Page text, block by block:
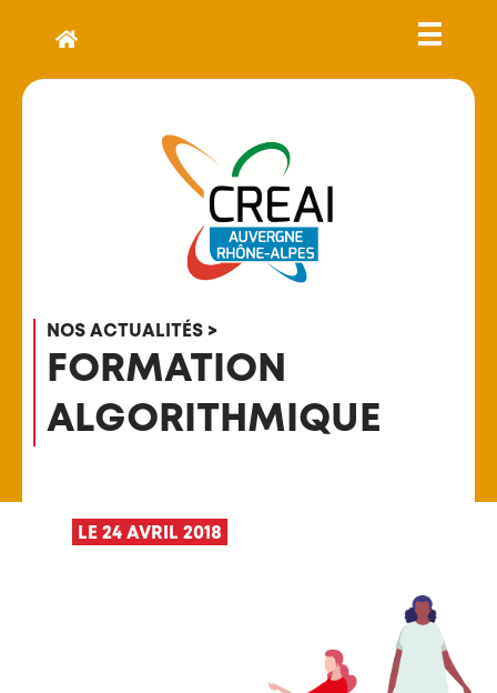
NOS ACTUALITÉS >
FORMATION
ALGORITHMIQUE
LE 24 AVRIL 2018